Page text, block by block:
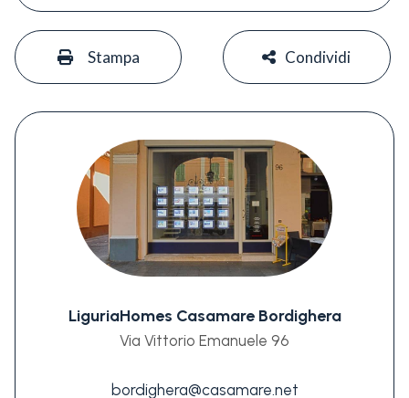
Stampa Condividi
LiguriaHomes Casamare Bordighera
Via Vittorio Emanuele 96
bordighera@casamare.net